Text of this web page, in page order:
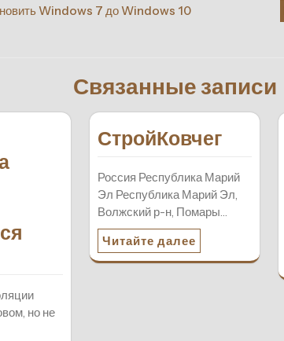
Windows 7 до Windows 10
Связанные записи
но не
СтройКовчег
Россия Республика Марий
Эл Республика Марий Эл,
Волжский р-н, Помары…
Читайте далее